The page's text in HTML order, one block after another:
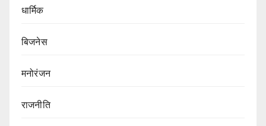
धार्मिक
बिजनेस
मनोरंजन
राजनीति